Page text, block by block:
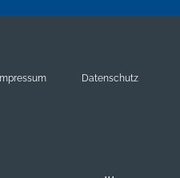
Datenschutz